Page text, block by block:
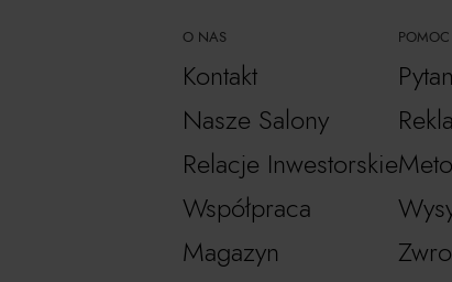
O NAS
Kontakt
Nasze Salony
Relacje Inwestorskie
Współpraca
Magazyn
POMOC